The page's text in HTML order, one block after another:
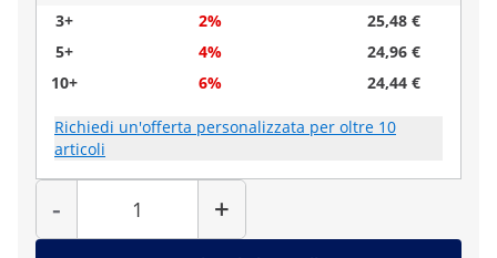
3+
2%
25,48 €
5+
4%
24,96 €
10+
6% 24,44 €
Richiedi un'offerta personalizzata per oltre 10
articoli
-
Quantità
+